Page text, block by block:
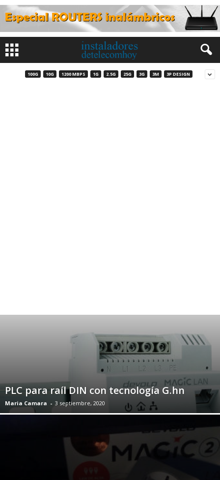
100G 10G 1200 MBPS 1G 2.5G 25G 3G 3M 3P DESIGN
PLC para raíl DIN con tecnología G.hn
Maria Camara - 3 septiembre, 2020